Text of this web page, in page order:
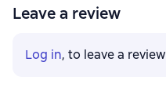
Leave a review
Log in, to leave a review